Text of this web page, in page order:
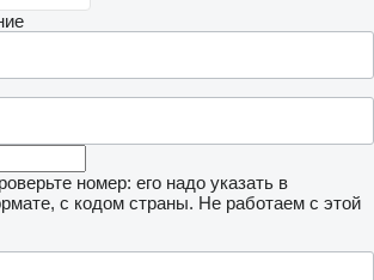
номер: его надо указать в
с кодом страны. Не работаем с этой